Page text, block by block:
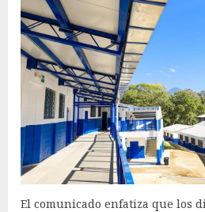
El comunicado enfatiza que los